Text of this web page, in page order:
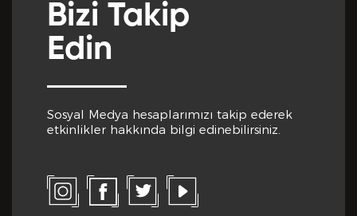
Bizi Takip
Edin
Sosyal Medya hesaplarımızı takip ederek
etkinlikler hakkında bilgi edinebilirsiniz.